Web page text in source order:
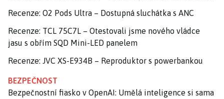
Recenze: O2 Pods Ultra – Dostupná sluchátka s ANC
Recenze: TCL 75C7L – Otestovali jsme nového vládce
jasu s obřím SQD Mini-LED panelem
Recenze: JVC XS-E934B – Reproduktor s powerbankou
BEZPEČNOST
Bezpečnostní fiasko v OpenAI: Umělá inteligence si sama